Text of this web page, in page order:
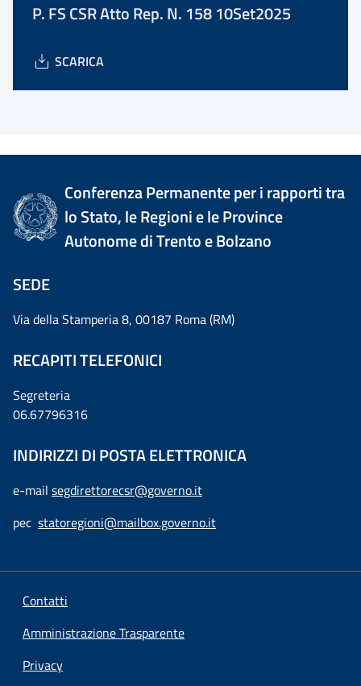
P. FS CSR Atto Rep. N. 158 10Set2025
SCARICA
Conferenza Permanente per i rapporti tra
lo Stato, le Regioni e le Province
Autonome di Trento e Bolzano
SEDE
Via della Stamperia 8, 00187 Roma (RM)
RECAPITI TELEFONICI
Segreteria
06.67796316
INDIRIZZI DI POSTA ELETTRONICA
e-mail segdirettorecsr@governo.it
pec statoregioni@mailbox.governo.it
Contatti
Amministrazione Trasparente
Privacy